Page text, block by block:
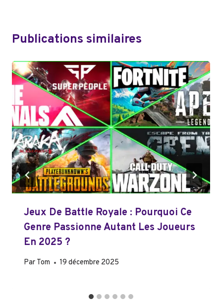
Publications similaires
Jeux De Battle Royale : Pourquoi Ce
Genre Passionne Autant Les Joueurs
En 2025 ?
Par Tom 19 décembre 2025